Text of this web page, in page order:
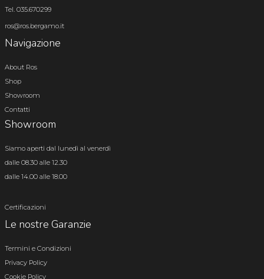
Tel. 035.670299
ros@ros.bergamo.it
Navigazione
About Ros
Shop
Showroom
Contatti
Showroom
Siamo aperti dal lunedì al venerdì
dalle 08.30 alle 12.30
dalle 14.00 alle 18.00
Certificazioni
Le nostre Garanzie
Termini e Condizioni
Privacy Policy
Cookie Policy